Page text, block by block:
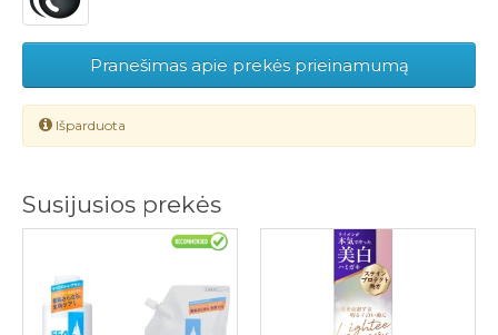
Pranešimas apie prekės prieinamumą
Išparduota
Susijusios prekės